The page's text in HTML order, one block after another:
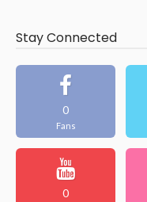
Stay Connected
0
Fans
0